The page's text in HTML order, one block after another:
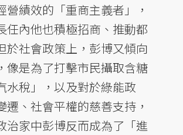
營績效的「重商主義者」，
任內他也積極招商、推動都
於社會政策上，彭博又傾向
像是為了打擊市民攝取含糖
水稅」，以及對於綠能政
遷、社會平權的慈善支持，
治家中彭博反而成為了「進